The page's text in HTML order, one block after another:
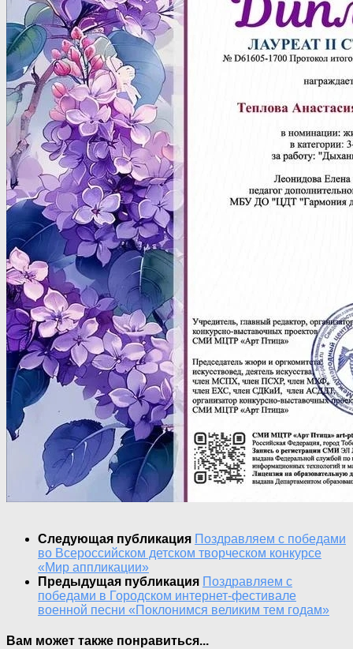
Следующая публикация Поздравляем с победами
во Всероссийском детском творческом конкурсе
«Мир аппликации»
Предыдущая публикация Поздравляем с
победами в Городском интернет-фестивале
военной песни «Поклонимся великим тем годам»
Вам может также понравиться...